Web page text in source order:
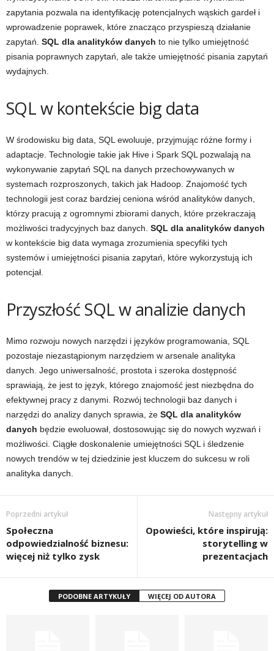
zapytania pozwala na identyfikację potencjalnych wąskich gardeł i
wprowadzenie poprawek, które znacząco przyspieszą działanie
zapytań. SQL dla analityków danych to nie tylko umiejętność
pisania poprawnych zapytań, ale także umiejętność pisania zapytań
wydajnych.
SQL w kontekście big data
W środowisku big data, SQL ewoluuje, przyjmując różne formy i
adaptacje. Technologie takie jak Hive i Spark SQL pozwalają na
wykonywanie zapytań SQL na danych przechowywanych w
systemach rozproszonych, takich jak Hadoop. Znajomość tych
technologii jest coraz bardziej ceniona wśród analityków danych,
którzy pracują z ogromnymi zbiorami danych, które przekraczają
możliwości tradycyjnych baz danych. SQL dla analityków danych
w kontekście big data wymaga zrozumienia specyfiki tych
systemów i umiejętności pisania zapytań, które wykorzystują ich
potencjał.
Przyszłość SQL w analizie danych
Mimo rozwoju nowych narzędzi i języków programowania, SQL
pozostaje niezastąpionym narzędziem w arsenale analityka
danych. Jego uniwersalność, prostota i szeroka dostępność
sprawiają, że jest to język, którego znajomość jest niezbędna do
efektywnej pracy z danymi. Rozwój technologii baz danych i
narzędzi do analizy danych sprawia, że SQL dla analityków
danych będzie ewoluował, dostosowując się do nowych wyzwań i
możliwości. Ciągłe doskonalenie umiejętności SQL i śledzenie
nowych trendów w tej dziedzinie jest kluczem do sukcesu w roli
analityka danych.
Poprzedni artykuł
Społeczna
odpowiedzialność biznesu:
więcej niż tylko zysk
Następny artykuł
Opowieści, które inspirują:
storytelling w
prezentacjach
PODOBNE ARTYKUŁY WIĘCEJ OD AUTORA